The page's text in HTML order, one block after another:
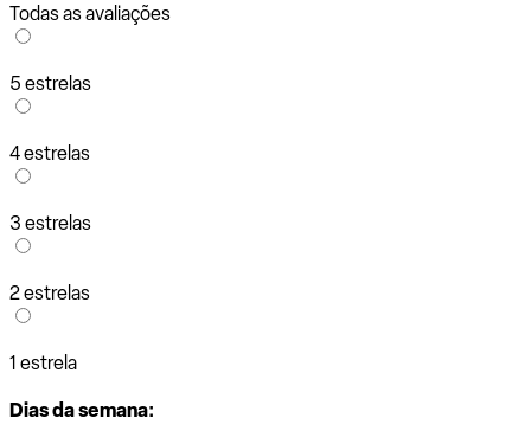
Todas as avaliações
5 estrelas
4 estrelas
3 estrelas
2 estrelas
1 estrela
Dias da semana: